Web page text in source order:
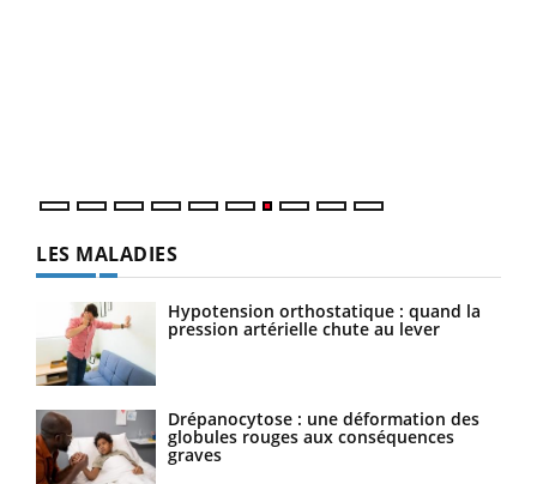
LES MALADIES
Hypotension orthostatique : quand la
pression artérielle chute au lever
Drépanocytose : une déformation des
globules rouges aux conséquences
graves